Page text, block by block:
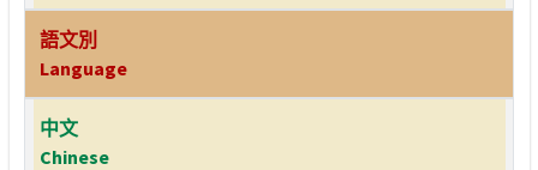
語文別
Language
中文
Chinese